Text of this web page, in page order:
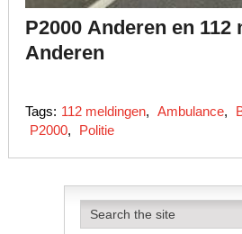
P2000 Anderen en 112
Anderen
Tags: 112 meldingen, Ambulance,
P2000, Politie